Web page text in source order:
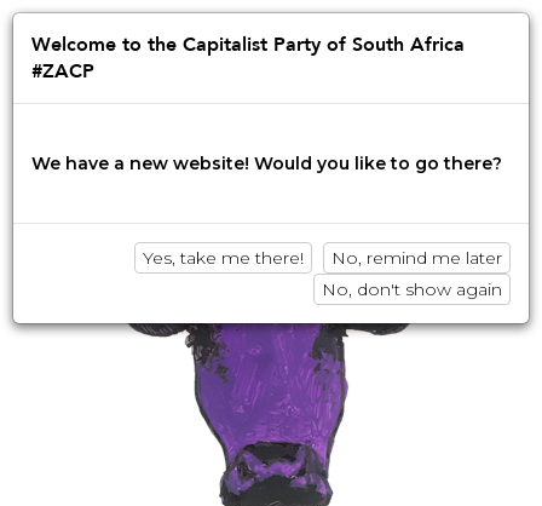
Jump
navigation
Afrikaans English isiZulu
Innovation • Disruption • No BS
Welcome to the Capitalist Party of South Africa
#ZACP
We have a new website! Would you like to go there?
Yes, take me there!
No, remind me later
No, don't show again